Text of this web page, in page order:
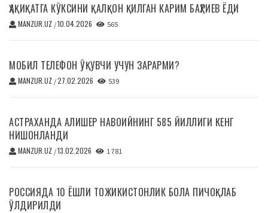
ҲАҚИҚАТГА КЎКСИНИ ҚАЛҚОН ҚИЛГАН КАРИМ БАҲРИЕВ ЁДИ
MANZUR.UZ /10.04.2026 565
МОБИЛ ТЕЛЕФОН ЎҚУВЧИ УЧУН ЗАРАРМИ?
MANZUR.UZ /27.02.2026 539
АСТРАХАНДА АЛИШЕР НАВОИЙНИНГ 585 ЙИЛЛИГИ КЕНГ
НИШОНЛАНДИ
MANZUR.UZ /13.02.2026 1 781
РОССИЯДА 10 ЁШЛИ ТОЖИКИСТОНЛИК БОЛА ПИЧОҚЛАБ
ЎЛДИРИЛДИ